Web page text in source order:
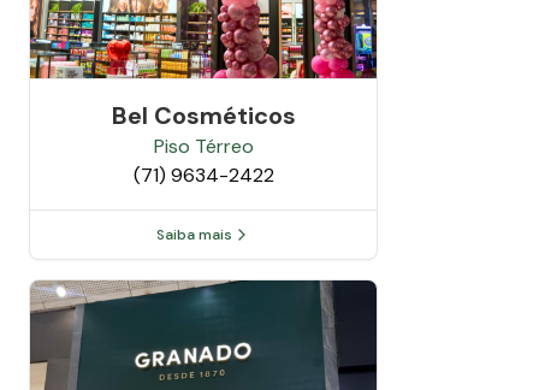
Bel Cosméticos
Piso Térreo
(71) 9634-2422
Saiba mais